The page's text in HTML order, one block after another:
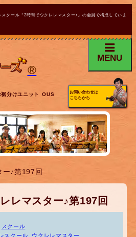
クール『2時間でウクレレマスター♪』の会員で構成していま
®
MENU
裾分けユニット OUS
お問い合わせは
こちらから
ー♪第197回
レマスター♪第197回
スクール
スクール ウクレレマスター